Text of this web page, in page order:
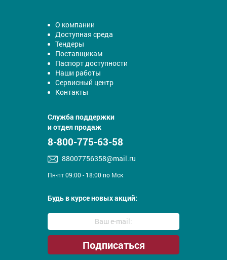
О компании
Доступная среда
Тендеры
Поставщикам
Паспорт доступности
Наши работы
Сервисный центр
Контакты
Служба поддержки
и отдел продаж
8-800-775-63-58
88007756358@mail.ru
Пн-пт 09:00 - 18:00 по Мск
Будь в курсе новых акций: